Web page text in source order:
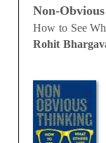
Non-
How to See
Rohit